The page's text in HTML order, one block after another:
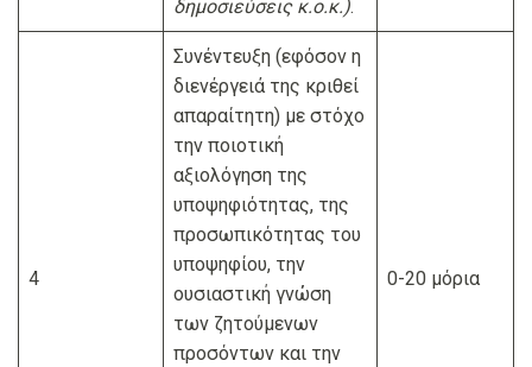
δημοσιεύσεις κ.ο.κ.).
4
Συνέντευξη (εφόσον η
διενέργειά της κριθεί
απαραίτητη) με στόχο
την ποιοτική
αξιολόγηση της
υποψηφιότητας, της
προσωπικότητας του
υποψηφίου, την
ουσιαστική γνώση
των ζητούμενων
προσόντων και την
0-20 μόρια